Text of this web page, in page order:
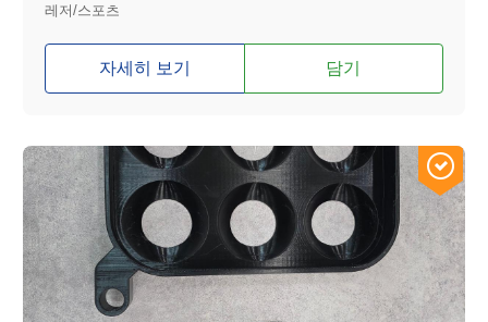
레저/스포츠
자세히 보기 담기